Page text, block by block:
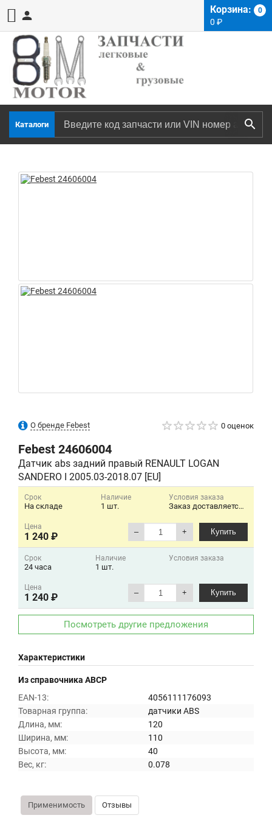
Корзина: 0
0 ₽
Каталоги
О бренде Febest 0 оценок
Febest 24606004
Датчик abs задний правый RENAULT LOGAN
SANDERO I 2005.03-2018.07 [EU]
Срок
На складе
Наличие
1 шт.
Условия заказа
Заказ доставляется при сумме более 600 р. Понедельник - пятница. В выходные доставки нет.
Цена
1 240 ₽ – + Купить
Срок
24 часа
Наличие
1 шт.
Условия заказа
Цена
1 240 ₽ – + Купить
Посмотреть другие предложения
Характеристики
Из справочника ABCP
EAN-13:
4056111176093
Товарная группа:
датчики ABS
Длина, мм:
120
Ширина, мм:
110
Высота, мм:
40
Вес, кг:
0.078
Применимость Отзывы